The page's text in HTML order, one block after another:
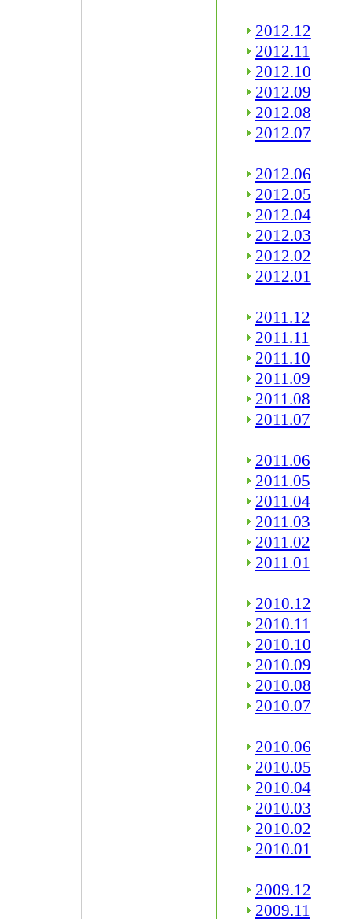
2012.12
2012.11
2012.10
2012.09
2012.08
2012.07
2012.06
2012.05
2012.04
2012.03
2012.02
2012.01
2011.12
2011.11
2011.10
2011.09
2011.08
2011.07
2011.06
2011.05
2011.04
2011.03
2011.02
2011.01
2010.12
2010.11
2010.10
2010.09
2010.08
2010.07
2010.06
2010.05
2010.04
2010.03
2010.02
2010.01
2009.12
2009.11